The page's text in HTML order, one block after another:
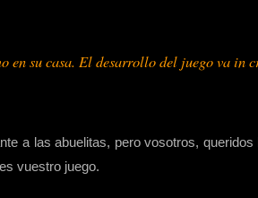
su casa. El desarrollo del juego va
a las abuelitas, pero vosotros,
vuestro juego.